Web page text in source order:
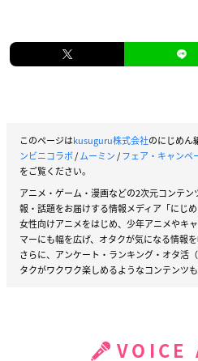
このページはkusuguru株式会社のにじめん
ンビニコラボ/ムーミン/フェア・キャンペ
をご覧ください。
アニメ・ゲーム・漫画などの2次元コンテ
報・話題をお届けする情報メディア「にじめ
女性向けアニメをはじめ、少年アニメやキ
マーにも幅を広げ、オタクが気になる情報
さらに、アンケート・ランキング・オタ活
タクがワクワク楽しめるようなコンテンツも
VOICE